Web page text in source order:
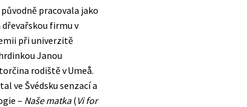
pracovala jako
firmu v
při univerzitě
Janou
rodiště v Umeå.
ve Švédsku senzací a
– Naše matka(Vi for